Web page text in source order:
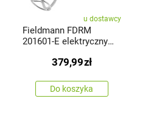
u dostawcy
Fieldmann FDRM
201601-E elektryczny
379,99zł
Do koszyka